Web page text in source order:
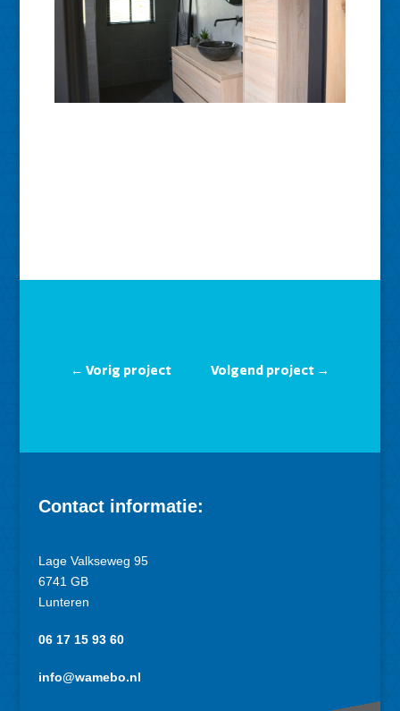
← Vorig project Volgend project →
Contact informatie:
Lage Valkseweg 95
6741 GB
Lunteren
06 17 15 93 60
info@wamebo.nl